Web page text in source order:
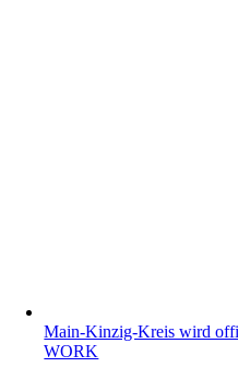
Main-Kinzig-Kreis wird
WORK